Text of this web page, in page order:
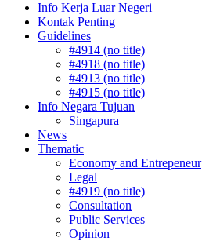
Info Kerja Luar Negeri
Kontak Penting
Guidelines
#4914 (no title)
#4918 (no title)
#4913 (no title)
#4915 (no title)
Info Negara Tujuan
Singapura
News
Thematic
Economy and Entrepeneur
Legal
#4919 (no title)
Consultation
Public Services
Opinion